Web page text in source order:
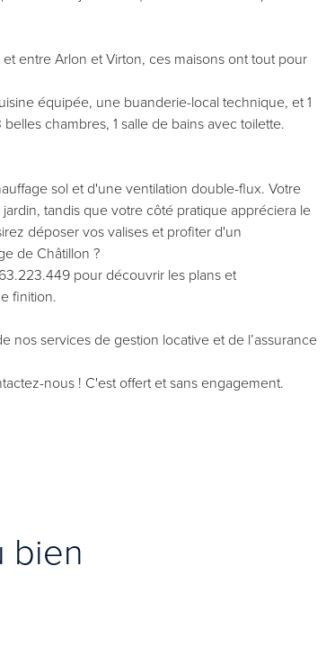
entre Arlon et Virton, ces maisons ont tout pour
équipée, une buanderie-local technique, et 1
chambres, 1 salle de bains avec toilette.
sol et d'une ventilation double-flux. Votre
tandis que votre côté pratique appréciera le
déposer vos valises et profiter d'un
de Châtillon ?
pour découvrir les plans et
finition.
nos services de gestion locative et de l’assurance
nous ! C'est offert et sans engagement.
bien